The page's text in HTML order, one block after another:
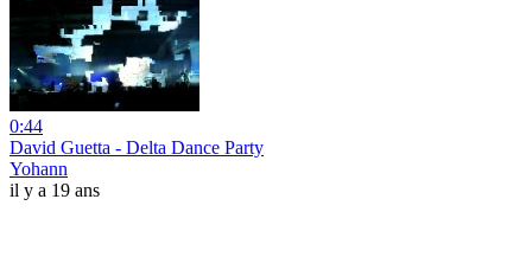
0:44
David Guetta - Delta Dance Party
Yohann
il y a 19 ans